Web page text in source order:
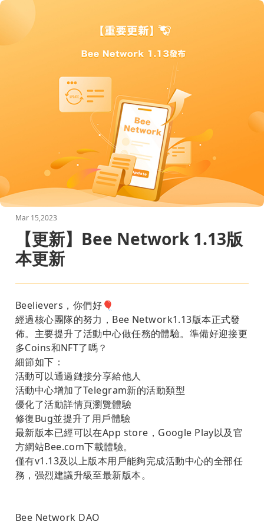
Mar 15,2023
【更新】Bee Network 1.13版
本更新
Beelievers，你們好🎈
經過核心團隊的努力，Bee Network1.13版本正式發
佈。主要提升了活動中心做任務的體驗。準備好迎接更
多Coins和NFT了嗎？
細節如下：
活動可以通過鏈接分享給他人
活動中心增加了Telegram新的活動類型
優化了活動詳情頁瀏覽體驗
修復Bug並提升了用戶體驗
最新版本已經可以在App store，Google Play以及官
方網站Bee.com下載體驗。
僅有v1.13及以上版本用戶能夠完成活動中心的全部任
務，强烈建議升級至最新版本。
Bee Network DAO